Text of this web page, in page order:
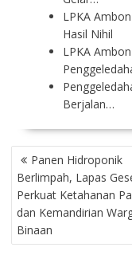
LPKA
Hasil Nihil
LPKA
Berjalan…
P
O
S
T
N
A
Panen Hidroponik
Berlimpah, Lapas
Perkuat Ketahanan
dan Kemandirian
Binaan